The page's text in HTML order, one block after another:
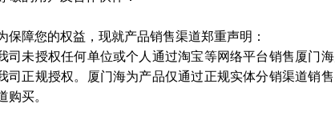
保障您的权益，现就产品销售渠道郑重声明：
司未授权任何单位或个人通过淘宝等网络平台销售厦门
司正规授权。厦门海为产品仅通过正规实体分销渠道销
购买。